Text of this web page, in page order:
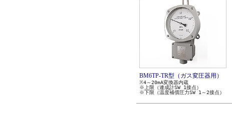
BM6TP-TR型（ガス変圧器用）
※4～20mA変換器内蔵
※上限（連成計SW 1接点）
※下限（温度補償圧力SW 1～2接点）